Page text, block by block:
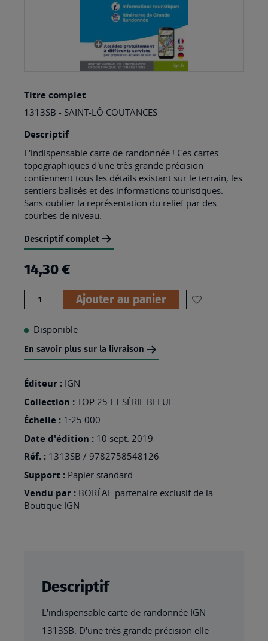
to
the
beginning
of
the
images
gallery
Titre complet
1313SB - SAINT-LÔ COUTANCES
Descriptif
L'indispensable carte de randonnée ! Ces cartes
topographiques d'une très grande précision
contiennent tous les détails existant sur le terrain, les
sentiers balisés et des informations touristiques.
Sans oublier la représentation du relief par des
courbes de niveau.
Descriptif complet
14,30 €
Quantité Ajouter au panier
AJOUTER
Disponible
En savoir plus sur la livraison
Éditeur : IGN
Collection : TOP 25 ET SÉRIE BLEUE
Échelle : 1:25 000
Date d'édition : 10 sept. 2019
Réf. : 1313SB / 9782758548126
Support : Papier standard
Vendu par : BORÉAL partenaire exclusif de la
Boutique IGN
Descriptif
L'indispensable carte de randonnée IGN
1313SB. D'une très grande précision elle